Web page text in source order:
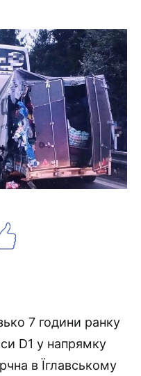
7 години ранку
D1 у напрямку
в Їглавському